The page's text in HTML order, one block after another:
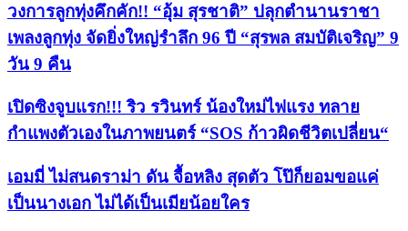
วงการลูกทุ่งคึกคัก!! “อุ้ม สุรชาติ” ปลุกตำนานราชา
เพลงลูกทุ่ง จัดยิ่งใหญ่รำลึก 96 ปี “สุรพล สมบัติเจริญ” 9
วัน 9 คืน
เปิดซิงจูบแรก!!! ริว รวินทร์ น้องใหม่ไฟแรง ทลาย
กำแพงตัวเองในภาพยนตร์ “SOS ก้าวผิดชีวิตเปลี่ยน“
เอมมี่ ไม่สนดราม่า ดัน จื้อหลิง สุดตัว โป๊ก็ยอมขอแค่
เป็นนางเอก ไม่ได้เป็นเมียน้อยใคร